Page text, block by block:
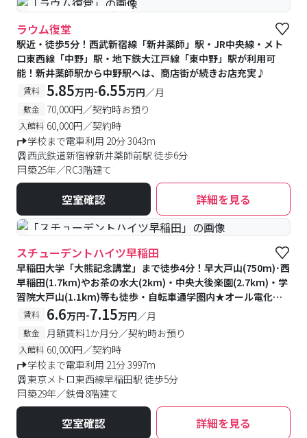
#予約受付中 #空室待ち
ラウム復堂
駅近・徒歩5分！西武新宿線「新井薬師」駅・JR中央線・メト
ロ東西線「中野」駅・地下鉄大江戸線「東中野」駅が利用可
能！新井薬師駅から中野駅へは、商店街が続きお店充実♪
賃料 5.85万円-6.55万円／月
敷金 70,000円／契約時お預り
入館料 60,000円／契約時
学校まで電車利用 20分 3043m
西武鉄道新宿線新井薬師前駅 徒歩6分
築25年／RC3階建て
空室確認 詳細を見る
#予約受付中 #空室待ち
スチューデントハイツ早稲田
早稲田大学「大熊記念講堂」まで徒歩4分！早大戸山(750m)･西
早稲田(1.7km)やお茶の水大(2km)・中央大後楽園(2.7km)・学
習院大戸山(1.1km)等も徒歩・自転車通学圏内★オール電化・
全室角部屋・7帖以上！フロントオートロック・防犯カメラ・防
犯モニター付きで安心♪物件周辺スーパー・飲食店など学生に
便利なお店が充実☆
賃料 6.6万円-7.15万円／月
敷金 月額賃料1か月分／契約時お預り
入館料 60,000円／契約時
学校まで電車利用 21分 3997m
東京メトロ東西線早稲田駅 徒歩5分
築29年／鉄骨8階建て
空室確認 詳細を見る